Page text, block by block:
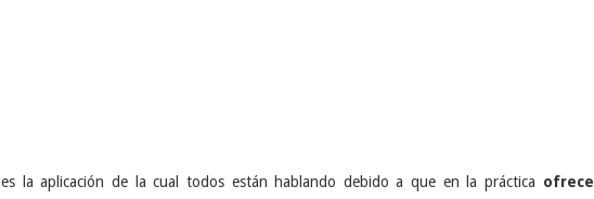
es la aplicación de la cual todos están hablando debido a que en la práctica ofrece